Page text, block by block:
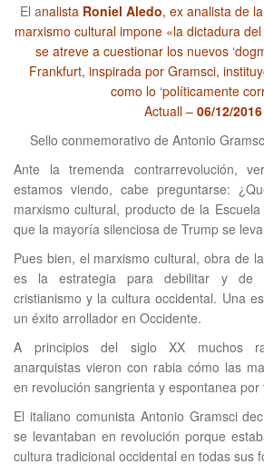
El analista Roniel Aledo, ex analista de
marxismo cultural impone «la dictadura
se atreve a cuestionar los nuevos
Frankfurt, inspirada por Gramsci,
como lo ‘políticamente
Actuall – 06/12/2016
Sello conmemorativo de Antonio
Ante la tremenda contrarrevolución,
estamos viendo, cabe preguntarse:
marxismo cultural, producto de la
que la mayoría silenciosa de Trump se
Pues bien, el marxismo cultural, obra de
es la estrategia para debilitar y de
cristianismo y la cultura occidental. Una
un éxito arrollador en Occidente.
A principios del siglo XX muchos
anarquistas vieron con rabia cómo las
en revolución sangrienta y espontanea por
El italiano comunista Antonio Gramsci
se levantaban en revolución porque
cultura tradicional occidental en todas sus